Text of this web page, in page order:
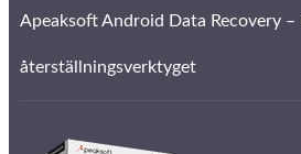
Apeaksoft Android Data Recovery –
återställningsverktyget